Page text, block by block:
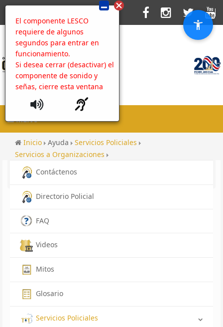
El componente LESCO
requiere de algunos
segundos para entrar en
funcionamiento.
Si desea cerrar (desactivar) el
componente de sonido y
señas, cierre esta ventana
MENU
Inicio Ayuda
Servicios Policiales
Servicios a Organizaciones
Solicitud de información estadística
Galería Visita CAFESA
Contáctenos
Directorio Policial
FAQ
Videos
Mitos
Glosario
Servicios Policiales